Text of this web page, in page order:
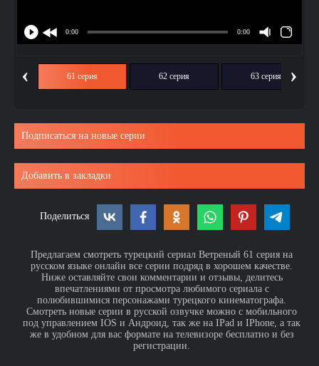
‹ 61 серия 62 серия 63 серия ›
Подписаться на новые серии
Добавить в закладки
Поделиться
Предлагаем смотреть турецкий сериал Ветреный 61 серия на
русском языке онлайн все серии подряд в хорошем качестве.
Ниже оставляйте свои комментарии и отзывы, делитесь
впечатлениями от просмотра любимого сериала с
полюбившимися персонажами турецкого кинематографа.
Смотреть новые серии в русской озвучке можно с мобильного
под управлением IOS и Андроид, так же на IPad и IPhone, а так
же в удобном для вас формате на телевизоре бесплатно и без
регистрации.